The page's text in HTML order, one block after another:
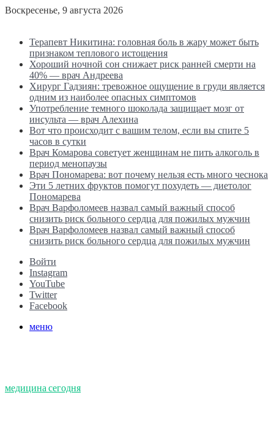
Воскресенье, 9 августа 2026
Терапевт Никитина: головная боль в жару может быть
признаком теплового истощения
Хороший ночной сон снижает риск ранней смерти на
40% — врач Андреева
Хирург Гадзиян: тревожное ощущение в груди является
одним из наиболее опасных симптомов
Употребление темного шоколада защищает мозг от
инсульта — врач Алехина
Вот что происходит с вашим телом, если вы спите 5
часов в сутки
Врач Комарова советует женщинам не пить алкоголь в
период менопаузы
Врач Пономарева: вот почему нельзя есть много чеснока
Эти 5 летних фруктов помогут похудеть — диетолог
Пономарева
Врач Варфоломеев назвал самый важный способ
снизить риск больного сердца для пожилых мужчин
Врач Варфоломеев назвал самый важный способ
снизить риск больного сердца для пожилых мужчин
Войти
Instagram
YouTube
Twitter
Facebook
меню
медицина сегодня